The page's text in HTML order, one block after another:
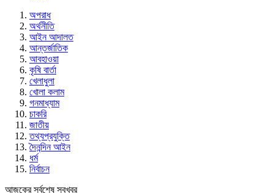
অপরাধ
অর্থনীতি
আইন আদালত
আন্তর্জাতিক
আবহাওয়া
কৃষি বার্তা
খেলাধুলা
খোলা কলাম
গনমাধ্যাম
চাকরি
জাতীয়
তথ্যপ্রযুক্তি
দৈনন্দিন আইন
ধর্ম
নির্বাচন
আজকের সর্বশেষ সবখবর